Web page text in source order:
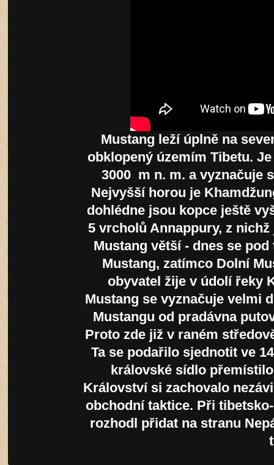
Mustang leží úplně na
obklopený územím Tibetu.
3000 m n. m. a vyznačuje
Nejvyšší horou je
dohlédne jsou kopce ještě
5 vrcholů Annappury, z
Mustang větší - dnes se
Mustang, zatímco Dolní
obyvatel žije v údolí řeky
Mustang se vyznačuje velmi
Mustangu od pradávna
Proto zde již v raném
Ta se podařilo sjednotit ve
královské sídlo
Království si zachovalo
obchodní taktice. Při
rozhodl přidat na stranu